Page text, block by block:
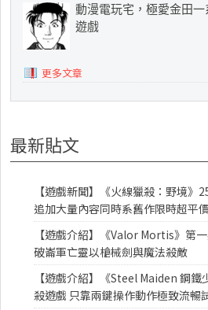
動漫電玩宅，極愛金田
遊戲
更多文章
最新貼文
【遊戲新聞】《火線獵殺：野境》
追加大量內容同時系舊作限時超平
【遊戲介紹】《Valor Mortis》第
破崙軍亡靈以槍械劍與魔法殺敵
【遊戲介紹】《Steel Maiden 鋼
殺遊戲 只靠兩鍵操作動作極致流暢